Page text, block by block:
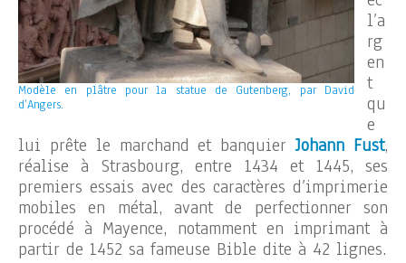
Modèle en plâtre pour la statue de Gutenberg, par David
d’Angers.
l’a
rg
en
t
qu
e
lui prête le marchand et banquierJohann Fust,
réalise à Strasbourg, entre 1434 et 1445, ses
premiers essais avec des caractères d’imprimerie
mobiles en métal, avant de perfectionner son
procédé à Mayence, notamment en imprimant à
partir de 1452 sa fameuse Bible dite à 42 lignes.